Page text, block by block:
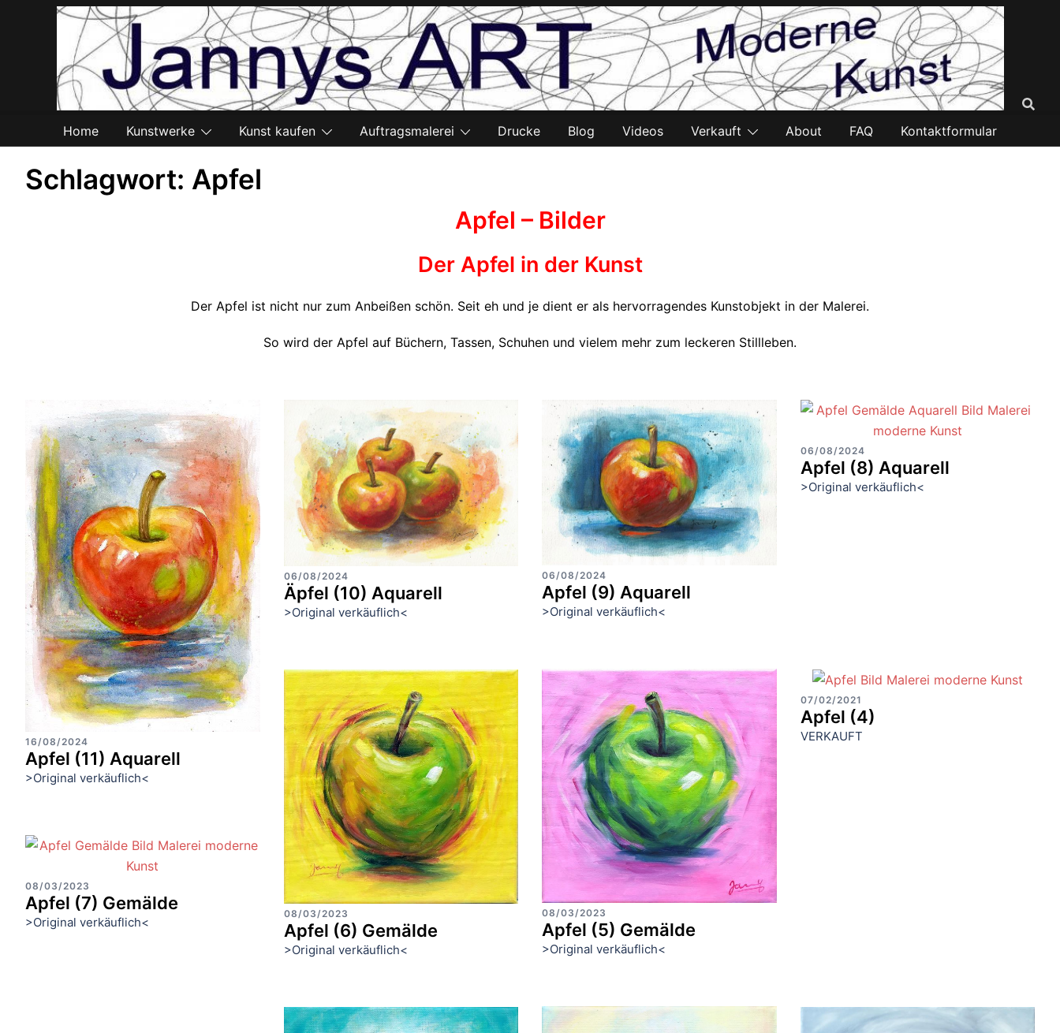
Home Kunstwerke Kunst kaufen Auftragsmalerei Drucke Blog Videos Verkauft About FAQ Kontaktformular
Schlagwort: Apfel
Apfel – Bilder
Der Apfel in der Kunst
Der Apfel ist nicht nur zum Anbeißen schön. Seit eh und je dient er als hervorragendes Kunstobjekt in der Malerei.
So wird der Apfel auf Büchern, Tassen, Schuhen und vielem mehr zum leckeren Stillleben.
16/08/2024
Apfel (11) Aquarell
>Original verkäuflich<
06/08/2024
Äpfel (10) Aquarell
>Original verkäuflich<
06/08/2024
Apfel (9) Aquarell
>Original verkäuflich<
06/08/2024
Apfel (8) Aquarell
>Original verkäuflich<
08/03/2023
Apfel (7) Gemälde
>Original verkäuflich<
08/03/2023
Apfel (6) Gemälde
>Original verkäuflich<
08/03/2023
Apfel (5) Gemälde
>Original verkäuflich<
07/02/2021
Apfel (4)
VERKAUFT